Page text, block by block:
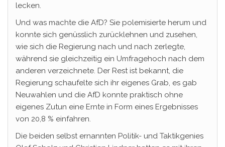
lecken.
Und was machte die AfD? Sie polemisierte herum und
konnte sich genüsslich zurücklehnen und zusehen,
wie sich die Regierung nach und nach zerlegte,
während sie gleichzeitig ein Umfragehoch nach dem
anderen verzeichnete. Der Rest ist bekannt, die
Regierung schaufelte sich ihr eigenes Grab, es gab
Neuwahlen und die AfD konnte praktisch ohne
eigenes Zutun eine Ernte in Form eines Ergebnisses
von 20,8 % einfahren.
Die beiden selbst ernannten Politik- und Taktikgenies